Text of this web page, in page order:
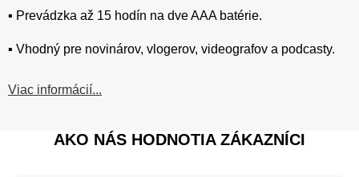
▪️ Prevádzka až 15 hodín na dve AAA batérie.
▪️ Vhodný pre novinárov, vlogerov, videografov a podcasty.
Viac informácií...
AKO NÁS HODNOTIA ZÁKAZNÍCI